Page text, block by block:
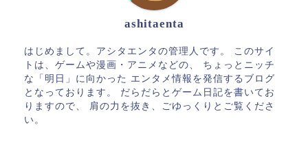
ashitaenta
はじめまして。アシタエンタの管理人です。 このサイ
トは、ゲームや漫画・アニメなどの、 ちょっとニッチ
な「明日」に向かった エンタメ情報を発信するブログ
となっております。 だらだらとゲーム日記を書いてお
りますので、 肩の力を抜き、ごゆっくりとご覧くださ
い。